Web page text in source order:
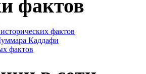
фактов
фактов
Каддафи
фактов